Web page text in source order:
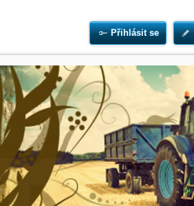
Přihlásit se